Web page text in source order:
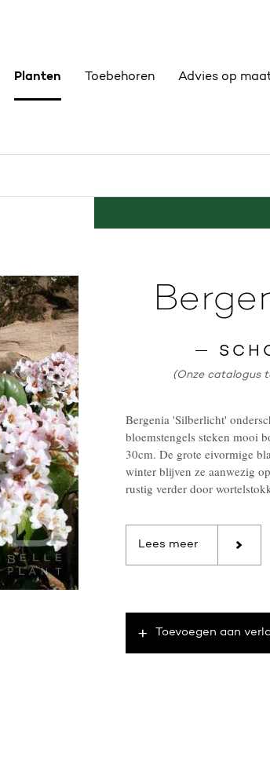
Planten Toebehoren Advies op
(Onze catalogus
Bergenia 'Silberlicht'
bloemstengels steken mooi
30cm. De grote eivormige
winter blijven ze aanwezig
rustig verder door
Lees meer
Toevoegen aan